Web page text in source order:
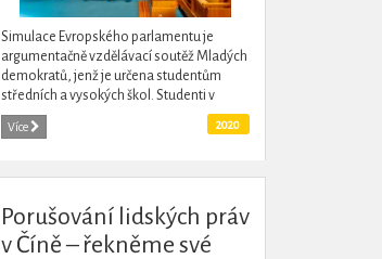
Simulace Evropského parlamentu je
argumentačně vzdělávací soutěž Mladých
demokratů, jenž je určena studentům
středních a vysokých škol. Studenti v
úvodu události získají informace o
fungování Evropského parlamentu a...
Více 2020
Porušování lidských práv
v Číně – řekněme své